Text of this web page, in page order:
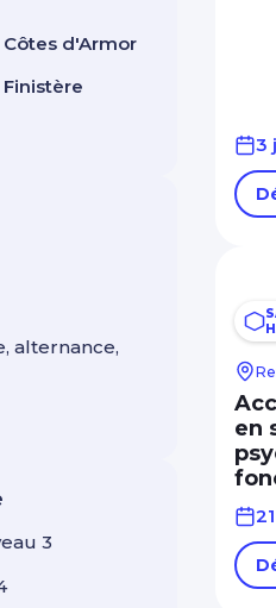
Côtes d'Armor
Finistère
alternance,
3
3
en